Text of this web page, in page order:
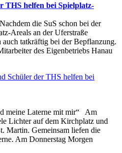
THS helfen bei Spielplatz-
die SuS schon bei der
Areals an der Uferstraße
tatkräftig bei der Bepflanzung.
des Eigenbetriebs Hanau
Schüler der THS helfen bei
meine Laterne mit mir“ Am
Lichter auf dem Kirchplatz und
Martin. Gemeinsam liefen die
Am Donnerstag Morgen